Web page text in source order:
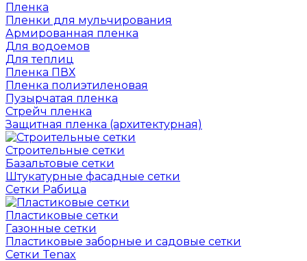
Пленка
Пленки для мульчирования
Армированная пленка
Для водоемов
Для теплиц
Пленка ПВХ
Пленка полиэтиленовая
Пузырчатая пленка
Cтрейч пленка
Защитная пленка (архитектурная)
Строительные сетки
Базальтовые сетки
Штукатурные фасадные сетки
Сетки Рабица
Пластиковые сетки
Газонные сетки
Пластиковые заборные и садовые сетки
Сетки Tenax